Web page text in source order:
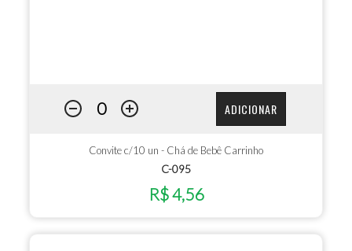
ADICIONAR
Convite c/10 un - Chá de Bebê Carrinho
C-095
R$ 4,56